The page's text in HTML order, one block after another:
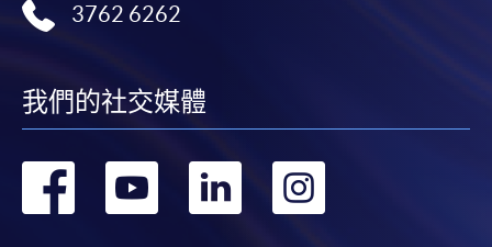
3762 6262
我們的社交媒體
轉 轉 轉 轉